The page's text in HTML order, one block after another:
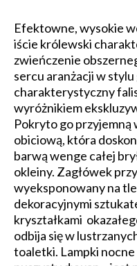
Efektowne, wysokie
iście królewski
zwieńczenie
sercu aranżacji w
charakterystyczny
wyróżnikiem
Pokryto go przyjemną
obiciową, która
barwą wenge całej
okleiny. Zagłówek
wyeksponowany na
dekoracyjnymi
kryształkami
odbija się w
toaletki. Lampki